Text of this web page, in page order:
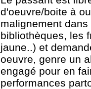
d'oeuvre/boite à
malignement
bibliothèques, les
jaune..) et
oeuvre, genre un
engagé pour en
performances